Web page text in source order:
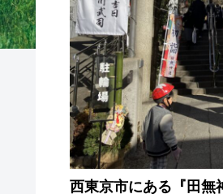
西東京市にある『田無